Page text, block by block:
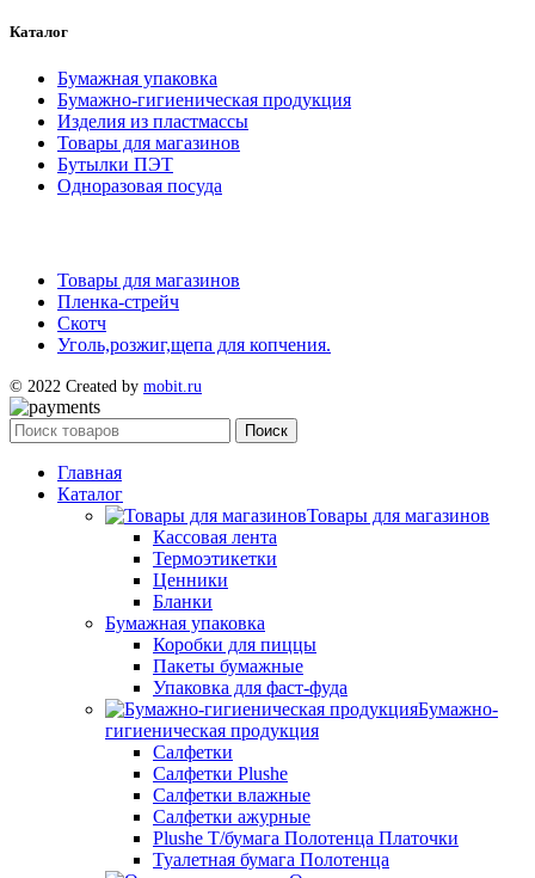
Каталог
Бумажная упаковка
Бумажно-гигиеническая продукция
Изделия из пластмассы
Товары для магазинов
Бутылки ПЭТ
Одноразовая посуда
Товары для магазинов
Пленка-стрейч
Скотч
Уголь,розжиг,щепа для копчения.
© 2022 Created by mobit.ru
Поиск
Главная
Каталог
Товары для магазинов
Кассовая лента
Термоэтикетки
Ценники
Бланки
Бумажная упаковка
Коробки для пиццы
Пакеты бумажные
Упаковка для фаст-фуда
Бумажно-
гигиеническая продукция
Салфетки
Салфетки Plushe
Салфетки влажные
Салфетки ажурные
Plushe Т/бумага Полотенца Платочки
Туалетная бумага Полотенца